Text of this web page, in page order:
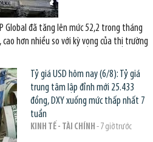
Global đã tăng lên mức 52,2 trong tháng
hơn nhiều so với kỳ vọng của thị trường
Tỷ giá USD hôm nay (6/8): Tỷ giá
trung tâm lập đỉnh mới 25.433
đồng, DXY xuống mức thấp nhất 7
tuần
KINH TẾ - TÀI CHÍNH - 7 giờ trước